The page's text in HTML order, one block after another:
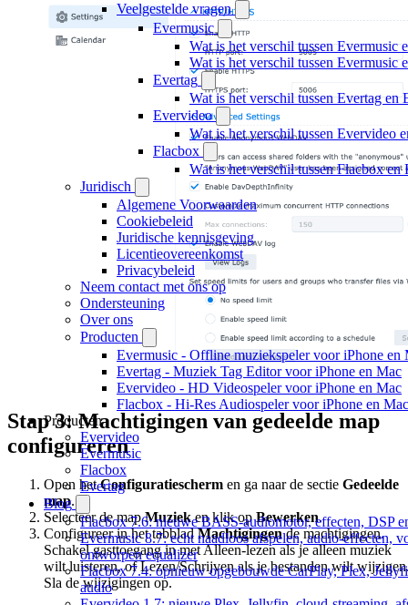
Veelgestelde vragen
Evermusic
Wat is het verschil tussen Evermusic
Wat is het verschil tussen Evermusic
Evertag
Wat is het verschil tussen Evertag en
Evervideo
Wat is het verschil tussen Evervideo
Flacbox
Wat is het verschil tussen Flacbox en
Juridisch
Algemene Voorwaarden
Cookiebeleid
Juridische kennisgeving
Licentieovereenkomst
Privacybeleid
Neem contact met ons op
Ondersteuning
Over ons
Producten
Evermusic - Offline muziekspeler voor iPhone en
Evertag - Muziek Tag Editor voor iPhone en Mac
Evervideo - HD Videospeler voor iPhone en Mac
Flacbox - Hi-Res Audiospeler voor iPhone en Mac
Producten
Evervideo
Evermusic
Flacbox
Evertag
Blog
Flacbox 7.6: nieuwe BASS-audiomotor, effecten, DSP
Evermusic 8.7: echt naadloos afspelen, audio-effecten,
ontworpen equalizer
Flacbox 7.4: opnieuw opgebouwde CarPlay, Plex,
audio
Stap 3: Machtigingen van gedeelde map
configureren
Open hetConfiguratiescherm en ga naar de sectie Gedeelde
map.
Selecteer de mapMuzieken klik opBewerken.
Configureer in het tabbladMachtigingende machtigingen.
Schakel gasttoegang in met Alleen-lezen als je alleen muziek
wilt luisteren, of Lezen/Schrijven als je bestanden wilt
Sla de wijzigingen op.